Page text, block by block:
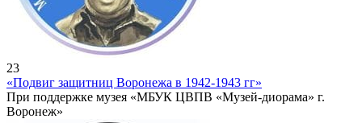
23
«Подвиг защитниц Воронежа в 1942-1943 гг»
При поддержке музея «МБУК ЦВПВ «Музей-диорама» г.
Воронеж»